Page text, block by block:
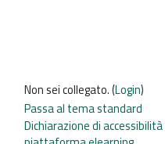
Non sei collegato. (Login)
Passa al tema standard
Dichiarazione di